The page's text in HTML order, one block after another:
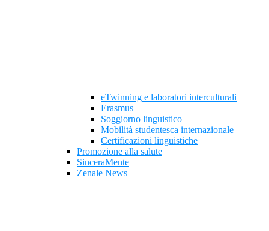
eTwinning e laboratori interculturali
Erasmus+
Soggiorno linguistico
Mobilità studentesca internazionale
Certificazioni linguistiche
Promozione alla salute
SinceraMente
Zenale News